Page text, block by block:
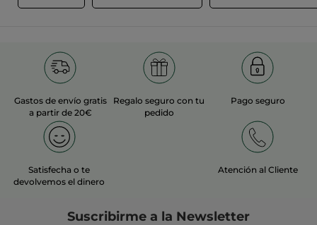
Gastos de envío gratis
a partir de 20€
Regalo seguro con tu
pedido
Pago seguro
Satisfecha o te
devolvemos el dinero
Atención al Cliente
Suscribirme a la Newsletter